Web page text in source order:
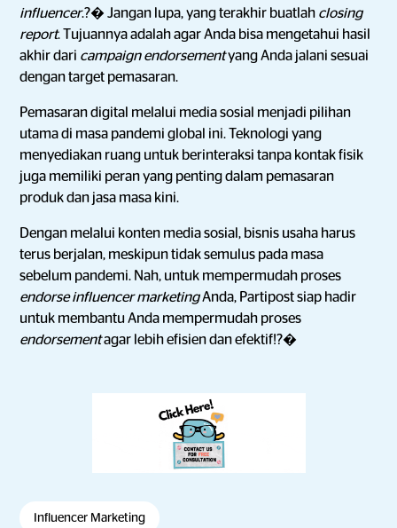
influencer.?� Jangan lupa, yang terakhir buatlah closing
report. Tujuannya adalah agar Anda bisa mengetahui hasil
akhir dari campaign endorsementyang Anda jalani sesuai
dengan target pemasaran.
Pemasaran digital melalui media sosial menjadi pilihan
utama di masa pandemi global ini. Teknologi yang
menyediakan ruang untuk berinteraksi tanpa kontak fisik
juga memiliki peran yang penting dalam pemasaran
produk dan jasa masa kini.
Dengan melalui konten media sosial, bisnis usaha harus
terus berjalan, meskipun tidak semulus pada masa
sebelum pandemi. Nah, untuk mempermudah proses
endorse influencer marketingAnda, Partipost siap hadir
untuk membantu Anda mempermudah proses
endorsementagar lebih efisien dan efektif!?�
Influencer Marketing